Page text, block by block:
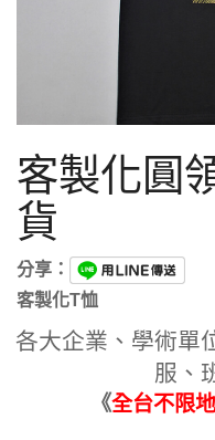
客製化圓
貨
分享：
客製化T恤
各大企業、學術單
服、
《全台不限